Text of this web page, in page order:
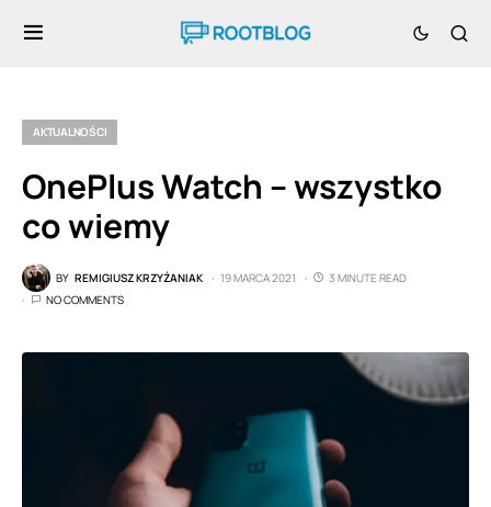
AKTUALNOŚCI
OnePlus Watch – wszystko
co wiemy
BY REMIGIUSZ KRZYŻANIAK 19 MARCA 2021
3 MINUTE READ
NO COMMENTS